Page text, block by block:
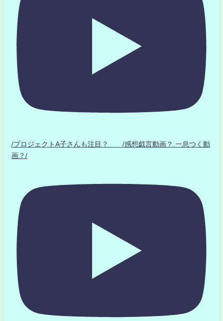
/プロジェクトA子さんも注目？ /感想戯言動画？.一息つく動
画？/